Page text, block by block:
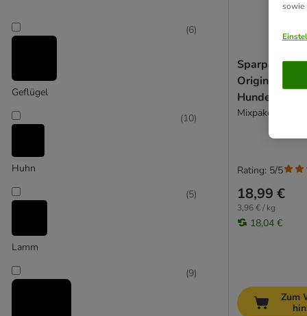
Purizon
RINTI
Terra Canis
Wolf of Wilderness
Advance Veterinary Diet
Alpha Spirit
Geflügel
(6)
Huhn
(10)
Lamm
(5)
(9)
Sparpaket
Original
Hunde 12 x
Mixpaket (3
18,99 €
3,96 € / kg
18,04 €
Rating: 5/5
Zum
sowie